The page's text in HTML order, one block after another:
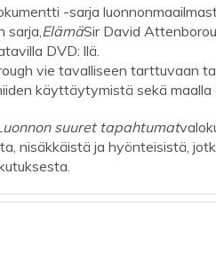
-sarja
sarja,ElämäSir David
DVD: llä.
vie tavalliseen tarttuvaan
käyttäytymistä sekä
suuret tapahtumat
nisäkkäistä ja hyönteisistä,